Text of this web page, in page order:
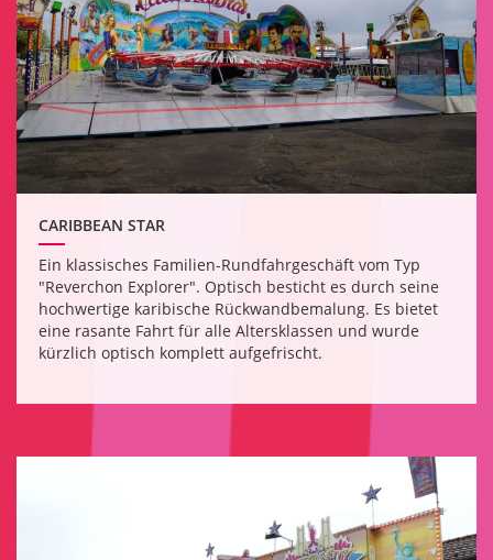
CARIBBEAN STAR
Ein klassisches Familien-Rundfahrgeschäft vom Typ
"Reverchon Explorer". Optisch besticht es durch seine
hochwertige karibische Rückwandbemalung. Es bietet
eine rasante Fahrt für alle Altersklassen und wurde
kürzlich optisch komplett aufgefrischt.